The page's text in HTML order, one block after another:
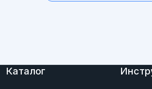
Каталог